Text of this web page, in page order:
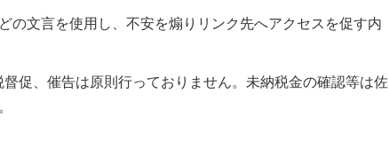
の文言を使用し、不安を煽りリンク先へアクセスを促す内
促、催告は原則行っておりません。未納税金の確認等は佐